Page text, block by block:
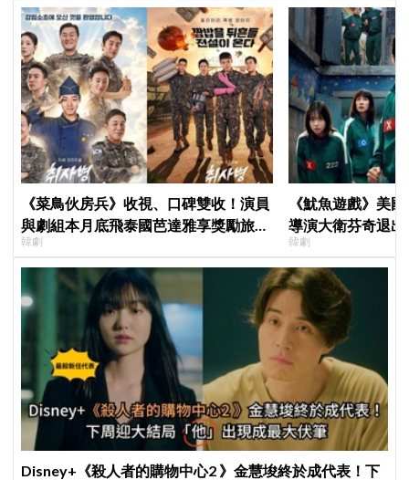
《菜鳥伙房兵》收視、口碑雙收！演員
與劇組本月底飛泰國芭達雅享獎勵旅
行，慶祝亮眼成績
韓劇
《魷魚遊戲》美
導演大衛芬奇退
聞也破局
韓劇
Disney+《殺人者的購物中心2 》金慧埈終於成代表！下